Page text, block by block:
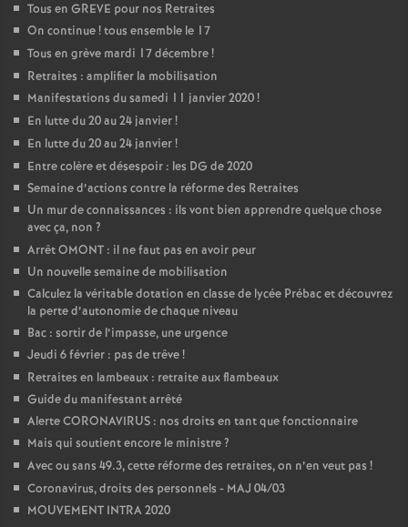
Tous en GREVE pour nos Retraites
On continue! tous ensemble le 17
Tous en grève mardi 17 décembre!
Retraites : amplifier la mobilisation
Manifestations du samedi 11 janvier 2020!
En lutte du 20 au 24 janvier!
En lutte du 20 au 24 janvier!
Entre colère et désespoir : les DG de 2020
Semaine d’actions contre la réforme des Retraites
Un mur de connaissances : ils vont bien apprendre quelque chose
avec ça, non ?
Arrêt OMONT : il ne faut pas en avoir peur
Un nouvelle semaine de mobilisation
Calculez la véritable dotation en classe de lycée Prébac et découvrez
la perte d’autonomie de chaque niveau
Bac : sortir de l’impasse, une urgence
Jeudi 6 février : pas de trêve!
Retraites en lambeaux : retraite aux flambeaux
Guide du manifestant arrêté
Alerte CORONAVIRUS : nos droits en tant que fonctionnaire
Mais qui soutient encore le ministre?
Avec ou sans 49.3, cette réforme des retraites, on n’en veut pas !
Coronavirus, droits des personnels - MAJ 04/03
MOUVEMENT INTRA 2020